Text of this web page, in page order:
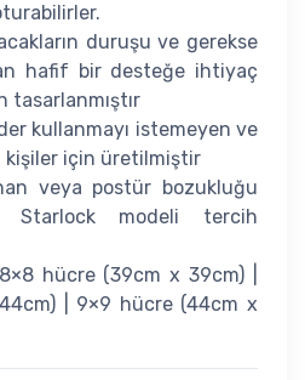
duruşu ve gerekse
hafif bir desteğe ihtiyaç
tasarlanmıştır
kullanmayı istemeyen ve
kişiler için üretilmiştir
veya postür bozukluğu
Starlock modeli tercih
8×8 hücre (39cm x 39cm) |
| 9×9 hücre (44cm x